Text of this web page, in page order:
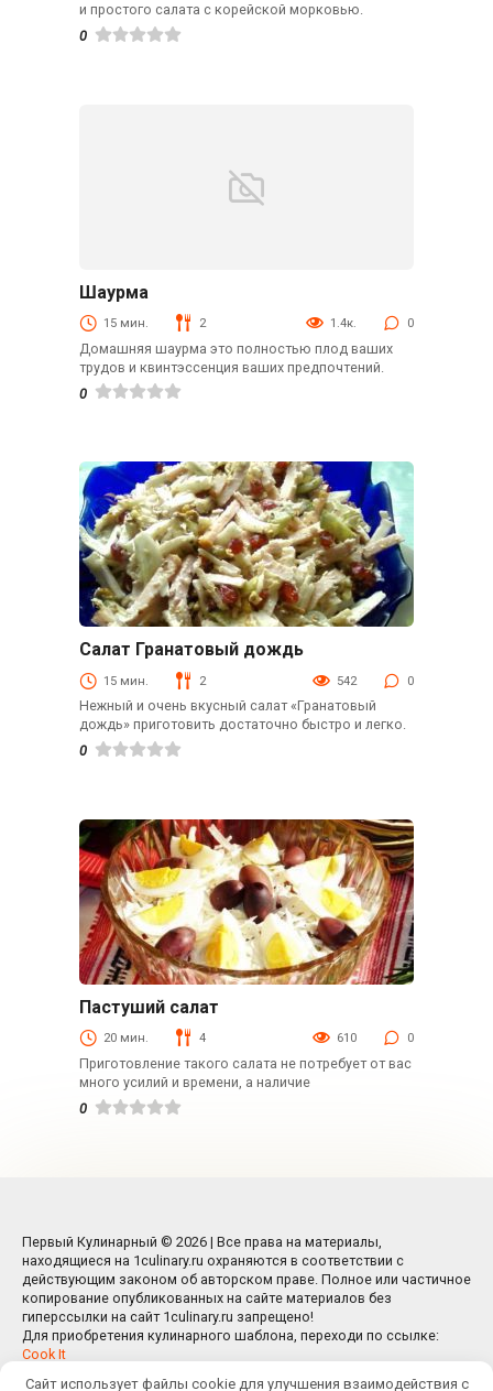
и простого салата с корейской морковью.
0
Из лаваша
Шаурма
15 мин. 2 1.4к. 0
Домашняя шаурма это полностью плод ваших
трудов и квинтэссенция ваших предпочтений.
0
С мясом
Салат Гранатовый дождь
15 мин. 2 542 0
Нежный и очень вкусный салат «Гранатовый
дождь» приготовить достаточно быстро и легко.
0
Салаты
Пастуший салат
20 мин. 4 610 0
Приготовление такого салата не потребует от вас
много усилий и времени, а наличие
0
Первый Кулинарный © 2026 | Все права на материалы,
находящиеся на 1culinary.ru охраняются в соответствии с
действующим законом об авторском праве. Полное или частичное
копирование опубликованных на сайте материалов без
гиперссылки на сайт 1culinary.ru запрещено!
Для приобретения кулинарного шаблона, переходи по ссылке:
Cook It
Сайт использует файлы cookie для улучшения взаимодействия с